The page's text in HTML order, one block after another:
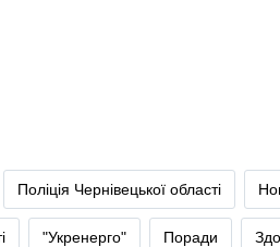
Поліція Чернівецької області
"Укренерго" Поради